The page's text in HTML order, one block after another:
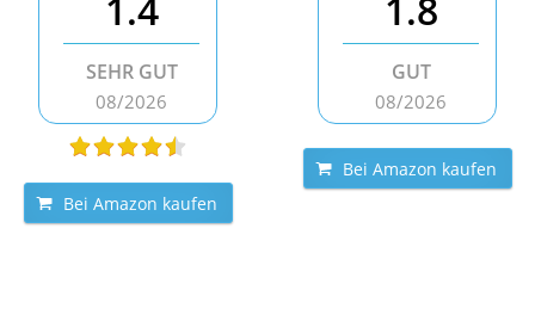
SEHR GUT
08/2026
Bei Amazon kaufen
GUT
08/2026
Bei Amazon kaufen